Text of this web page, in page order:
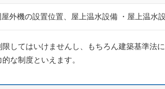
屋外機の設置位置、屋上温水設備 ・屋上温水
してはいけませんし、もちろん建築基準法
な制度といえます。